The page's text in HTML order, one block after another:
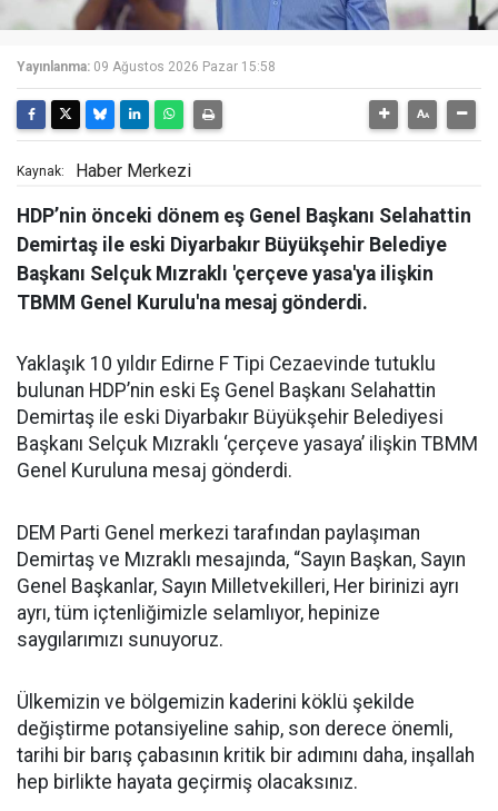
Yayınlanma: 09 Ağustos 2026 Pazar 15:58
Kaynak: Haber Merkezi
HDP’nin önceki dönem eş Genel Başkanı Selahattin
Demirtaş ile eski Diyarbakır Büyükşehir Belediye
Başkanı Selçuk Mızraklı 'çerçeve yasa'ya ilişkin
TBMM Genel Kurulu'na mesaj gönderdi.
Yaklaşık 10 yıldır Edirne F Tipi Cezaevinde tutuklu
bulunan HDP’nin eski Eş Genel Başkanı Selahattin
Demirtaş ile eski Diyarbakır Büyükşehir Belediyesi
Başkanı Selçuk Mızraklı ‘çerçeve yasaya’ ilişkin TBMM
Genel Kuruluna mesaj gönderdi.
DEM Parti Genel merkezi tarafından paylaşıman
Demirtaş ve Mızraklı mesajında, “Sayın Başkan, Sayın
Genel Başkanlar, Sayın Milletvekilleri, Her birinizi ayrı
ayrı, tüm içtenliğimizle selamlıyor, hepinize
saygılarımızı sunuyoruz.
Ülkemizin ve bölgemizin kaderini köklü şekilde
değiştirme potansiyeline sahip, son derece önemli,
tarihi bir barış çabasının kritik bir adımını daha, inşallah
hep birlikte hayata geçirmiş olacaksınız.